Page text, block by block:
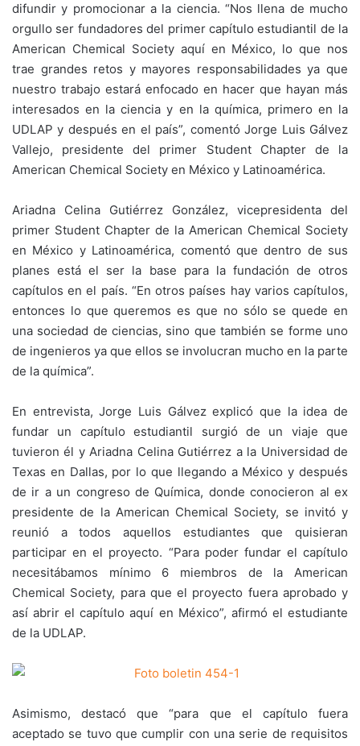
difundir y promocionar a la ciencia. “Nos llena de mucho
orgullo ser fundadores del primer capítulo estudiantil de la
American Chemical Society aquí en México, lo que nos
trae grandes retos y mayores responsabilidades ya que
nuestro trabajo estará enfocado en hacer que hayan más
interesados en la ciencia y en la química, primero en la
UDLAP y después en el país”, comentó Jorge Luis Gálvez
Vallejo, presidente del primer Student Chapter de la
American Chemical Society en México y Latinoamérica.
Ariadna Celina Gutiérrez González, vicepresidenta del
primer Student Chapter de la American Chemical Society
en México y Latinoamérica, comentó que dentro de sus
planes está el ser la base para la fundación de otros
capítulos en el país. “En otros países hay varios capítulos,
entonces lo que queremos es que no sólo se quede en
una sociedad de ciencias, sino que también se forme uno
de ingenieros ya que ellos se involucran mucho en la parte
de la química”.
En entrevista, Jorge Luis Gálvez explicó que la idea de
fundar un capítulo estudiantil surgió de un viaje que
tuvieron él y Ariadna Celina Gutiérrez a la Universidad de
Texas en Dallas, por lo que llegando a México y después
de ir a un congreso de Química, donde conocieron al ex
presidente de la American Chemical Society, se invitó y
reunió a todos aquellos estudiantes que quisieran
participar en el proyecto. “Para poder fundar el capítulo
necesitábamos mínimo 6 miembros de la American
Chemical Society, para que el proyecto fuera aprobado y
así abrir el capítulo aquí en México”, afirmó el estudiante
de la UDLAP.
Asimismo, destacó que “para que el capítulo fuera
aceptado se tuvo que cumplir con una serie de requisitos